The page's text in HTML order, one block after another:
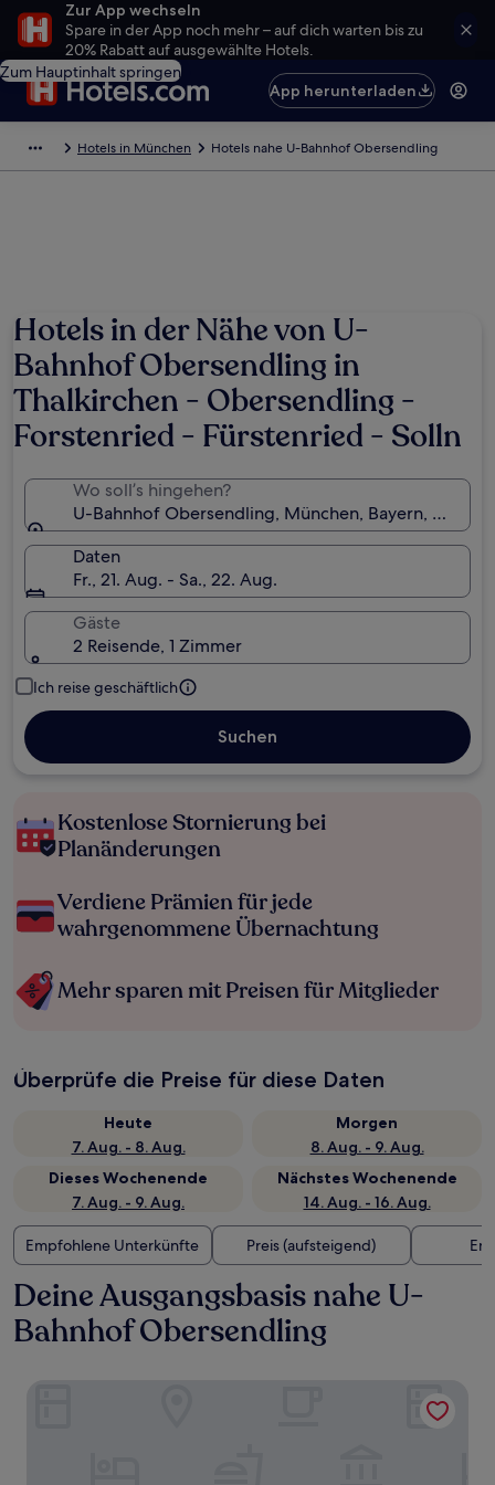
Zur App wechseln
Spare in der App noch mehr – auf dich warten bis zu
20% Rabatt auf ausgewählte Hotels.
Zum Hauptinhalt springen
App herunterladen
Hotels in München Hotels nahe U-Bahnhof Obersendling
Hotels in der Nähe von U-
Bahnhof Obersendling in
Thalkirchen - Obersendling -
Forstenried - Fürstenried - Solln
Wo soll’s hingehen?
U-Bahnhof Obersendling, München, Bayern,
Daten
Fr., 21. Aug. - Sa., 22. Aug.
Gäste
2 Reisende, 1 Zimmer
Ich reise geschäftlich
Suchen
Kostenlose Stornierung bei
Planänderungen
Verdiene Prämien für jede
wahrgenommene Übernachtung
Mehr sparen mit Preisen für Mitglieder
Überprüfe die Preise für diese Daten
Heute
7. Aug. - 8. Aug.
Morgen
8. Aug. - 9. Aug.
Dieses Wochenende
7. Aug. - 9. Aug.
Nächstes Wochenende
14. Aug. - 16. Aug.
Empfohlene Unterkünfte Preis (aufsteigend)
Deine Ausgangsbasis nahe U-
Bahnhof Obersendling